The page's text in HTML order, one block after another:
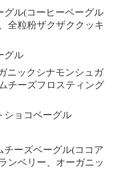
グル(コーヒーベーグル
全粒粉ザクザククッキ
グル
ニックシナモンシュガ
チーズフロスティング
ショコベーグル
ーズベーグル(ココア
ンベリー、オーガニッ